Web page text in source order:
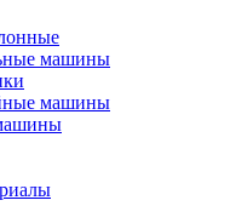
машины
машины